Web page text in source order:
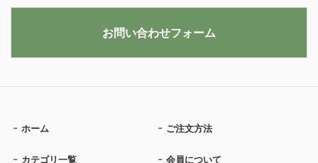
ホーム ご注文方法
カテゴリ一覧 会員について
お問い合わせフォーム